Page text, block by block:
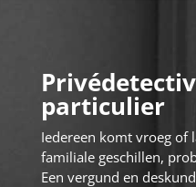
particulier
Iedereen komt vroeg of
familiale geschillen,
Een vergund en